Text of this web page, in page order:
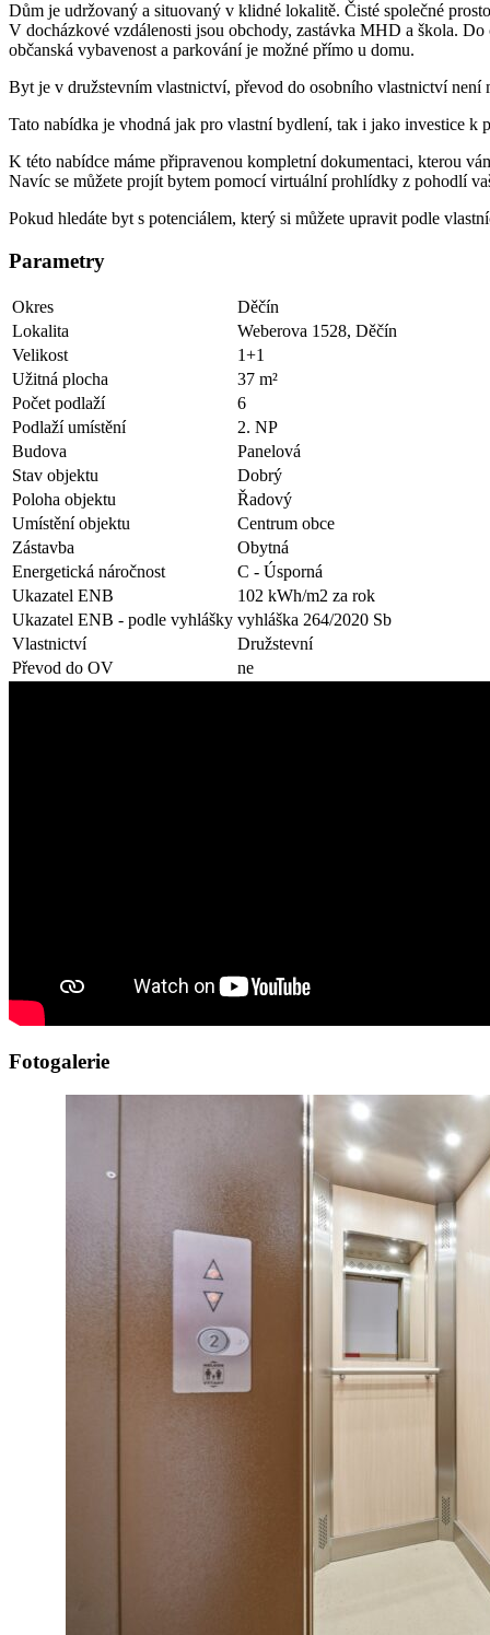
Dům je udržovaný a situovaný v klidné lokalitě. Čisté společné
V docházkové vzdálenosti jsou obchody, zastávka MHD a škola.
občanská vybavenost a parkování je možné přímo u domu.
Byt je v družstevním vlastnictví, převod do osobního vlastnictví není
Tato nabídka je vhodná jak pro vlastní bydlení, tak i jako investice k
K této nabídce máme připravenou kompletní dokumentaci, kterou
Navíc se můžete projít bytem pomocí virtuální prohlídky z pohodlí
Pokud hledáte byt s potenciálem, který si můžete upravit podle
Parametry
Okres
Děčín
Lokalita
Weberova 1528, Děčín
Velikost
1+1
Užitná plocha
37 m²
Počet podlaží
6
Podlaží umístění
2. NP
Budova
Panelová
Stav objektu
Dobrý
Poloha objektu
Řadový
Umístění objektu
Centrum obce
Zástavba
Obytná
Energetická náročnost
C - Úsporná
Ukazatel ENB
102 kWh/m2 za rok
Ukazatel ENB - podle vyhlášky vyhláška 264/2020 Sb
Vlastnictví
Družstevní
Převod do OV
ne
Fotogalerie